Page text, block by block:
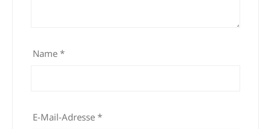
Name *
E-Mail-Adresse *